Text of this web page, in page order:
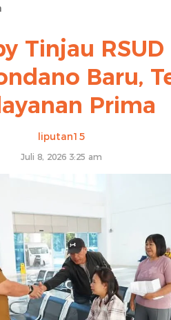
Tinjau RSUD
Baru,
Prima
liputan15
Juli 8, 2026 3:25 am